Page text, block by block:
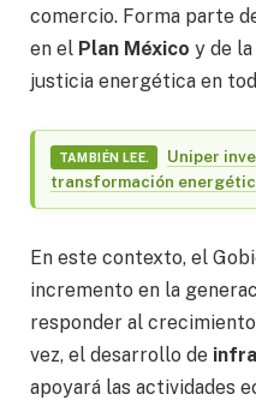
comercio. Forma parte
en el Plan México y de
justicia energética en
TAMBIÉN LEE.
Uniper
transformación
En este contexto, el
incremento en la
responder al
vez, el desarrollo de
apoyará las actividades